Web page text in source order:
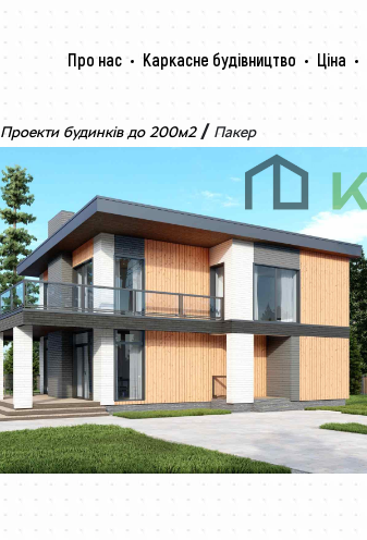
Про нас Каркасне будівництво Ціна
Проекти будинків до 200м2 / Пакер